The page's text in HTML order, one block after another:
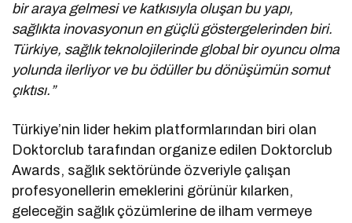
bir araya gelmesi ve katkısıyla oluşan bu yapı,
sağlıkta inovasyonun en güçlü göstergelerinden biri.
Türkiye, sağlık teknolojilerinde global bir oyuncu olma
yolunda ilerliyor ve bu ödüller bu dönüşümün somut
çıktısı.”
Türkiye’nin lider hekim platformlarından biri olan
Doktorclub tarafından organize edilen Doktorclub
Awards, sağlık sektöründe özveriyle çalışan
profesyonellerin emeklerini görünür kılarken,
geleceğin sağlık çözümlerine de ilham vermeye